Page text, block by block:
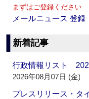
まずはご登録ください
メールニュース 登録
新着記事
行政情報リスト
2026年08月07日 (金)
プレスリリース・タ